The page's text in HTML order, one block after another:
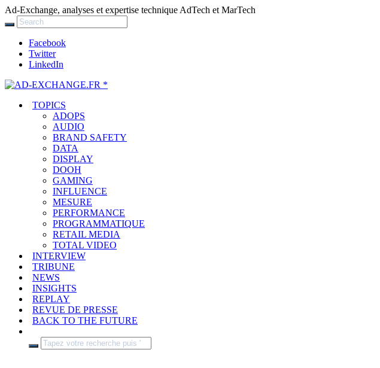
Ad-Exchange, analyses et expertise technique AdTech et MarTech
Facebook
Twitter
LinkedIn
TOPICS
ADOPS
AUDIO
BRAND SAFETY
DATA
DISPLAY
DOOH
GAMING
INFLUENCE
MESURE
PERFORMANCE
PROGRAMMATIQUE
RETAIL MEDIA
TOTAL VIDEO
INTERVIEW
TRIBUNE
NEWS
INSIGHTS
REPLAY
REVUE DE PRESSE
BACK TO THE FUTURE